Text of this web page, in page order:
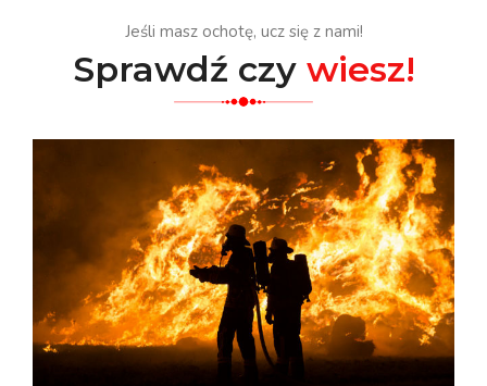
Jeśli masz ochotę, ucz się z nami!
Sprawdź czy wiesz!